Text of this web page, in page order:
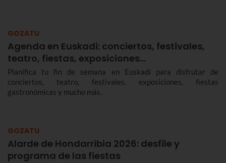
GOZATU
Agenda en Euskadi: conciertos, festivales,
teatro, fiestas, exposiciones…
Planifica tu fin de semana en Euskadi para disfrutar de
conciertos, teatro, festivales, exposiciones, fiestas
gastronómicas y mucho más.
GOZATU
Alarde de Hondarribia 2026: desfile y
programa de las fiestas